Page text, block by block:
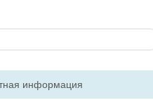
информация